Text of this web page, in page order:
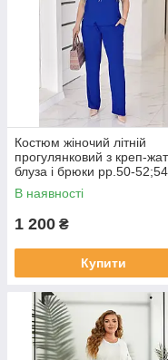
Костюм жіночий літній
прогулянковий з креп-
блуза і брюки рр.50-
56;58-60;62-64
В наявності
1 200 ₴
Купити